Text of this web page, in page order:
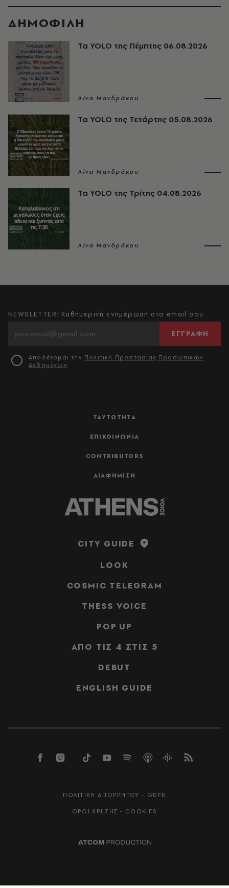
ΔΗΜΟΦΙΛΗ
Τα YOLO της Πέμπτης 06.08.2026
Λίνα Μανδράκου
Τα YOLO της Τετάρτης 05.08.2026
Λίνα Μανδράκου
Τα YOLO της Τρίτης 04.08.2026
Λίνα Μανδράκου
ΤΑΥΤΟΤΗΤΑ
ΕΠΙΚΟΙΝΩΝΙΑ
CONTRIBUTORS
ΔΙΑΦΗΜΙΣΗ
NEWSLETTER: Καθημερινή ενημέρωση στο email σου
ΕΓΓΡΑΦΗ
Αποδέχομαι την Πολιτική Προστασίας Προσωπικών
Δεδομένων
CITY GUIDE
LOOK
COSMIC TELEGRAM
THESS VOICE
POP UP
ΑΠΟ ΤΙΣ 4 ΣΤΙΣ 5
DEBUT
ENGLISH GUIDE
ΠΟΛΙΤΙΚΗ ΑΠΟΡΡΗΤΟΥ - GDPR
ΟΡΟΙ ΧΡΗΣΗΣ - COOKIES